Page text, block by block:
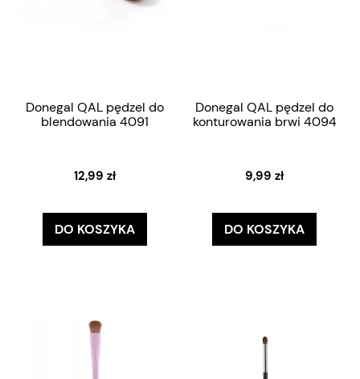
Donegal QAL pędzel do
blendowania 4091
12,99 zł
DO KOSZYKA
Donegal QAL pędzel do
konturowania brwi 4094
9,99 zł
DO KOSZYKA